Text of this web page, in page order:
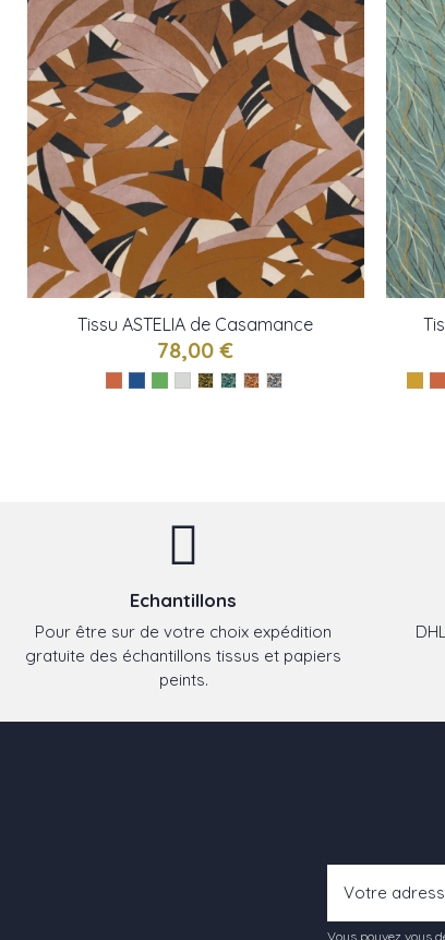
Tissu ASTELIA de Casamance
78,00 €
Echantillons
Pour être sur de votre choix expédition
gratuite des échantillons tissus et papiers
peints.
Vous pouvez vous